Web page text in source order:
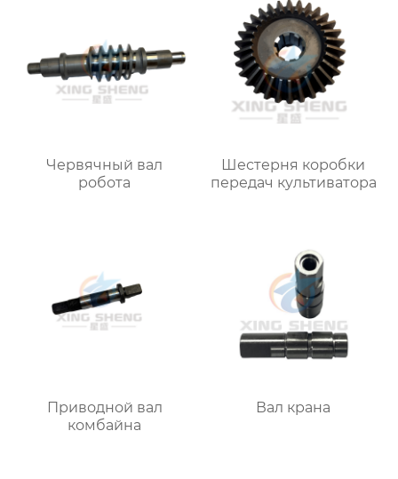
Червячный вал
робота
Шестерня коробки
передач культиватора
Приводной вал
комбайна
Вал крана